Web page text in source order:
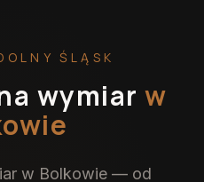
ŚLĄSK
wymiar w
w Bolkowie — od